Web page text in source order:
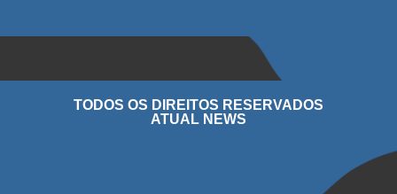
TODOS OS DIREITOS RESERVADOS
ATUAL NEWS